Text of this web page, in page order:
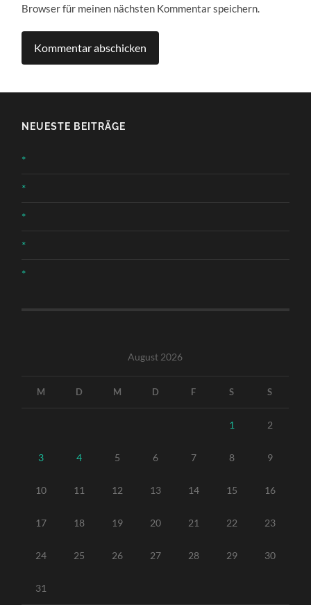
Browser für meinen nächsten Kommentar speichern.
NEUESTE BEITRÄGE
*
*
*
*
*
August 2026
M D M D F S S
1 2
3 4 5 6 7 8 9
10 11 12 13 14 15 16
17 18 19 20 21 22 23
24 25 26 27 28 29 30
31